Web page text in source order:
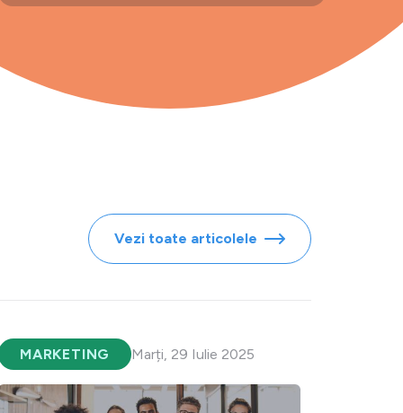
Vezi toate articolele
MARKETING Marți, 29 Iulie 2025